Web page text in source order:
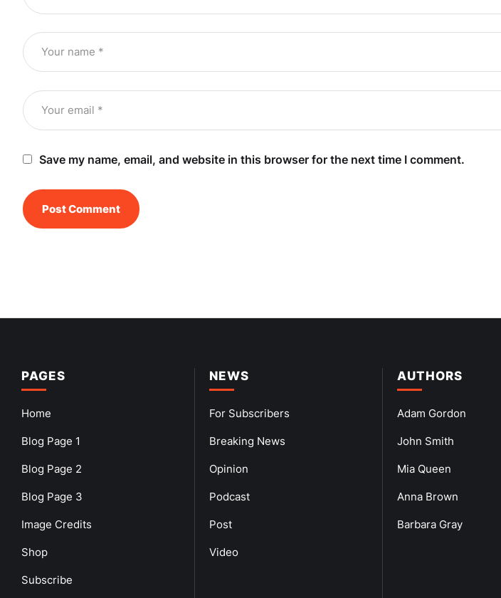
Save my name, email, and website in this browser for the next time I comment.
PAGES
Home
Blog Page 1
Blog Page 2
Blog Page 3
Image Credits
Shop
Subscribe
NEWS
For Subscribers
Breaking News
Opinion
Podcast
Post
Video
AUTHORS
Adam Gordon
John Smith
Mia Queen
Anna Brown
Barbara Gray